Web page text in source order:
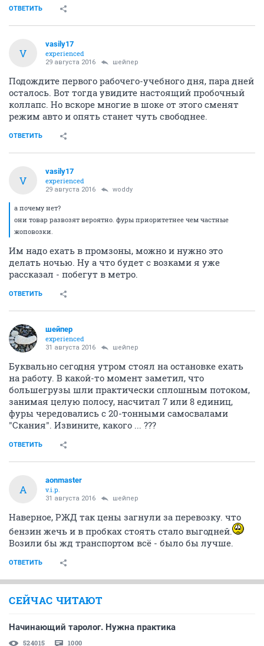
ОТВЕТИТЬ
V
vasily17
experienced
29 августа 2016 шейпер
Подождите первого рабочего-учебного дня, пара дней
осталось. Вот тогда увидите настоящий пробочный
коллапс. Но вскоре многие в шоке от этого сменят
режим авто и опять станет чуть свободнее.
ОТВЕТИТЬ
V
vasily17
experienced
29 августа 2016 woddy
а почему нет?
они товар развозят вероятно. фуры приоритетнее чем частные
жоповозки.
Им надо ехать в промзоны, можно и нужно это
делать ночью. Ну а что будет с возками я уже
рассказал - побегут в метро.
ОТВЕТИТЬ
шейпер
experienced
31 августа 2016 шейпер
Буквально сегодня утром стоял на остановке ехать
на работу. В какой-то момент заметил, что
большегрузы шли практически сплошным потоком,
занимая целую полосу, насчитал 7 или 8 единиц,
фуры чередовались с 20-тонными самосвалами
"Скания". Извините, какого ... ???
ОТВЕТИТЬ
A
aonmaster
v.i.p.
31 августа 2016 шейпер
Наверное, РЖД так цены загнули за перевозку. что
бензин жечь и в пробках стоять стало выгодней.
Возили бы жд транспортом всё - было бы лучше.
ОТВЕТИТЬ
СЕЙЧАС ЧИТАЮТ
Начинающий таролог. Нужна практика
524015 1000